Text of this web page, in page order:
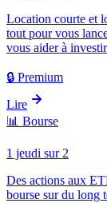
Location courte et
tout pour vous
vous aider à
🔒 Premium
Lire
📊 Bourse
1 jeudi sur 2
Des actions aux
bourse sur du long